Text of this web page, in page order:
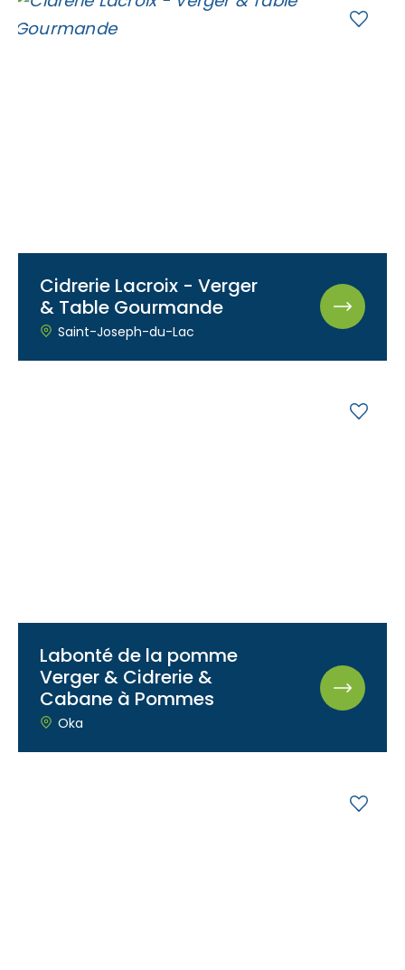
Cidrerie Lacroix - Verger
& Table Gourmande
Saint-Joseph-du-Lac
Labonté de la pomme
Verger & Cidrerie &
Cabane à Pommes
Oka